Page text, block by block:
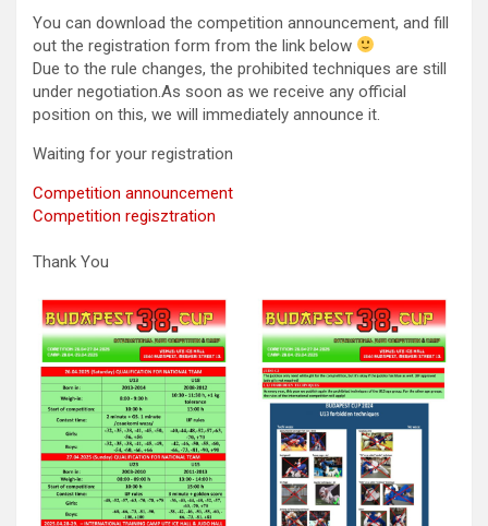
You can download the competition announcement, and fill
out the registration form from the link below
Due to the rule changes, the prohibited techniques are still
under negotiation.As soon as we receive any official
position on this, we will immediately announce it.
Waiting for your registration
Competition announcement
Competition regisztration
Thank You